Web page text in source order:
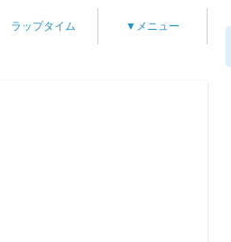
ラップタイム ▼メニュー